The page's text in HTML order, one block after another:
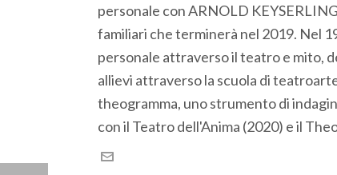
personale con ARNOLD
familiari che terminerà nel 2019. Nel
personale attraverso il teatro e mito,
allievi attraverso la scuola di
theogramma, uno strumento di
con il Teatro dell'Anima (2020) e il